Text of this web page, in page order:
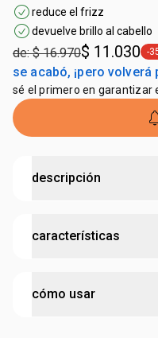
reduce el frizz
devuelve brillo al cabello
de: $ 16.970$ 11.030 -
se acabó, ¡pero volverá
sé el primero en garantizar
descripción
calor.
• acondicionador
:
características
cómo usar